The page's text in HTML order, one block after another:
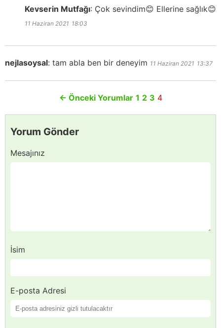
Kevserin Mutfağı: Çok sevindim😊 Ellerine sağlık😊
11 Haziran 2021 18:03
nejlasoysal: tam abla ben bir deneyim 11 Haziran 2021 13:37
← Önceki Yorumlar 1 2 3 4
Yorum Gönder
Mesajınız
İsim
E-posta Adresi